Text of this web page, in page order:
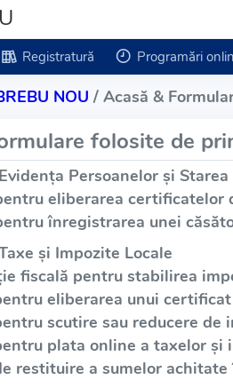
Registratură Programări
NOU / Acasă &
folosite de
Persoanelor și Starea
eliberarea certificatelor
înregistrarea unei
și Impozite Locale
fiscală pentru stabilirea
eliberarea unui
scutire sau reducere de
plata online a taxelor și
restituire a sumelor achitate